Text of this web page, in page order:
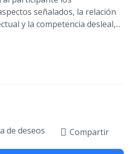
señalados, la relación
y la competencia desleal,...
de deseos Compartir